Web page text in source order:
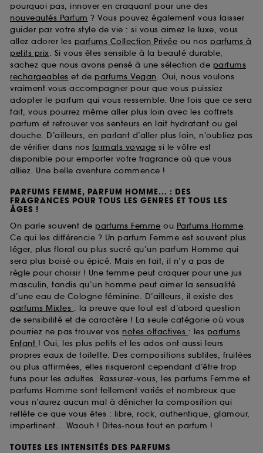
pourquoi pas, innover en craquant pour une des
nouveautés Parfum ? Vous pouvez également vous laisser
guider par votre style de vie : si vous aimez le luxe, vous
allez adorer les parfums Collection Privée ou nos parfums à
petits prix. Si vous êtes sensible à la beauté durable,
sachez que nous avons pensé à une sélection de parfums
rechargeables et de parfums Vegan. Oui, nous voulons
vraiment vous accompagner pour que vous puissiez
adopter le parfum qui vous ressemble. Une fois que ce sera
fait, vous pourrez même aller plus loin avec les coffrets
parfum et retrouver vos senteurs en lait hydratant ou gel
douche. D’ailleurs, en parlant d’aller plus loin, n’oubliez pas
de vérifier dans nos formats voyage si le vôtre est
disponible pour emporter votre fragrance où que vous
alliez. Une belle aventure commence !
PARFUMS FEMME, PARFUM HOMME... : DES
FRAGRANCES POUR TOUS LES GENRES ET TOUS LES
ÂGES !
On parle souvent de parfums Femme ou Parfums Homme.
Ce qui les différencie ? Un parfum Femme est souvent plus
léger, plus floral ou plus sucré qu’un parfum Homme qui
sera plus boisé ou épicé. Mais en fait, il n’y a pas de
règle pour choisir ! Une femme peut craquer pour une jus
masculin, tandis qu’un homme peut aimer la sensualité
d’une eau de Cologne féminine. D’ailleurs, il existe des
parfums Mixtes : la preuve que tout est d’abord question
de sensibilité et de caractère ! La seule catégorie où vous
pourriez ne pas trouver vos notes olfactives : les parfums
Enfant ! Oui, les plus petits et les ados ont aussi leurs
propres eaux de toilette. Des compositions subtiles, fruitées
ou plus affirmées, elles risqueront cependant d’être trop
funs pour les adultes. Rassurez-vous, les parfums Femme et
parfums Homme sont tellement variés et nombreux que
vous n’aurez aucun mal à dénicher la composition qui
reflète ce que vous êtes : libre, rock, authentique, glamour,
impertinent... Waouh ! Dites-nous tout en parfum !
TOUTES LES INTENSITÉS DES PARFUMS